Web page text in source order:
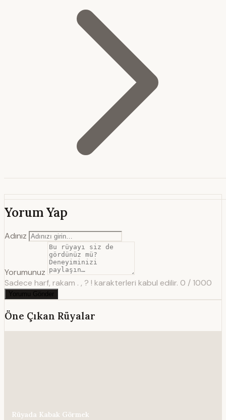
Yorum Yap
Adınız
Yorumunuz
Sadece harf, rakam . , ? ! karakterleri kabul edilir. 0 / 1000
Yorumu Gönder
Öne Çıkan Rüyalar
Rüyada Kabak Görmek